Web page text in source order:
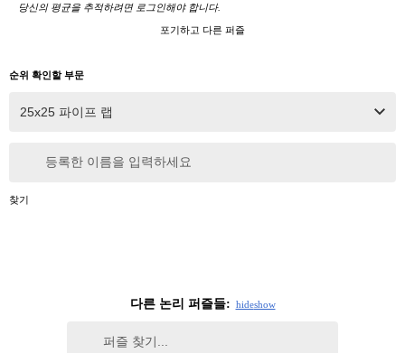
당신의 평균을 추적하려면 로그인해야 합니다.
포기하고 다른 퍼즐
순위 확인할 부문
등록한 이름을 입력하세요
찾기
다른 논리 퍼즐들: hideshow